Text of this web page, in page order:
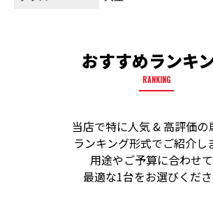
おすすめランキ
RANKING
当店で特に人気 & 高評価の
ランキング形式でご紹介し
用途やご予算に合わせて
最適な1台をお選びくだ